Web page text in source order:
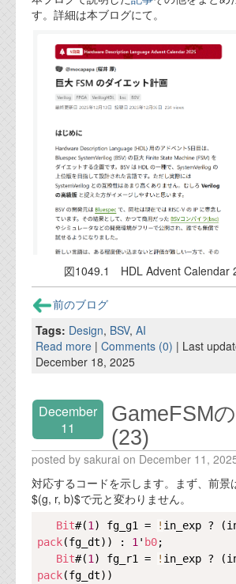
す。詳細は本ブログにて。
図1049.1 HDL Advent Calendar
前のブログ
Tags: Design, BSV, AI
Read more | Comments (0) | Last
December 18, 2025
December
11
GameFSM
(23)
posted by sakurai on December 11,
対応するコードを示します。まず、前景
$(g, r, b)$で元と変わりません。
Bit#(1 ) fg_g1 = ! in_exp ?
pack(fg_dt)) : 1 ' b0;
Bit#(1 ) fg_r1 = ! in_exp ?
pack(fg_dt))